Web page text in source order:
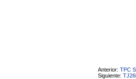
Anterior: TPC
Siguiente: